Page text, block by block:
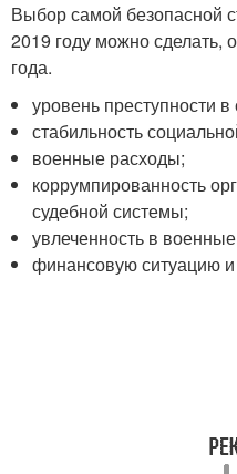
Выбор самой безопасной
2019 году можно сделать,
года.
уровень преступности в
стабильность
военные расходы;
коррумпированность
судебной системы;
увлеченность в
финансовую ситуацию и